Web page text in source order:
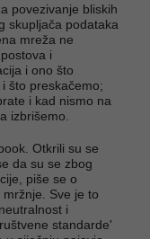
povezivanje bliskih
skupljača podataka
mreža ne
i
i ono što
što preskačemo;
i kad nismo na
izbrišemo.
Otkrili su se
da su se zbog
piše se o
Sve je to
i
standarde'